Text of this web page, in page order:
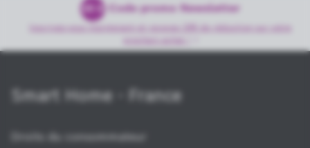
Code promo Newsletter
Inscrivez-vous maintenant et recevez 20€ de réduction sur votre
Smart Home - France
Droits du consommateur